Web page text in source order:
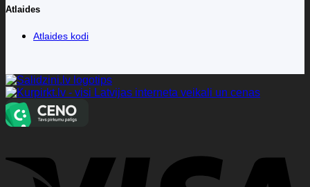
Atlaides
Atlaides kodi